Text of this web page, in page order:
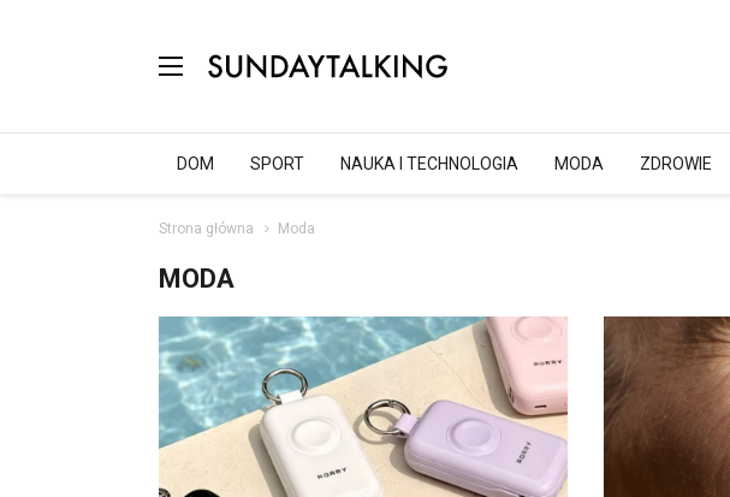
DOM SPORT NAUKA I TECHNOLOGIA MODA ZDROWIE
Strona główna Moda
MODA